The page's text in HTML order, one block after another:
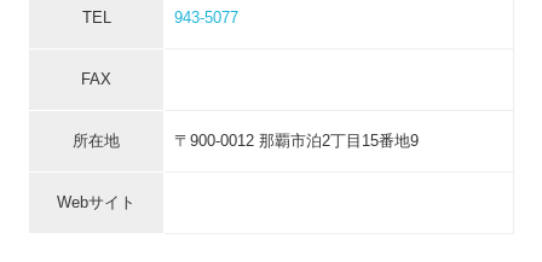
TEL 943-5077
FAX
所在地 〒900-0012 那覇市泊2丁目15番地9
Webサイト